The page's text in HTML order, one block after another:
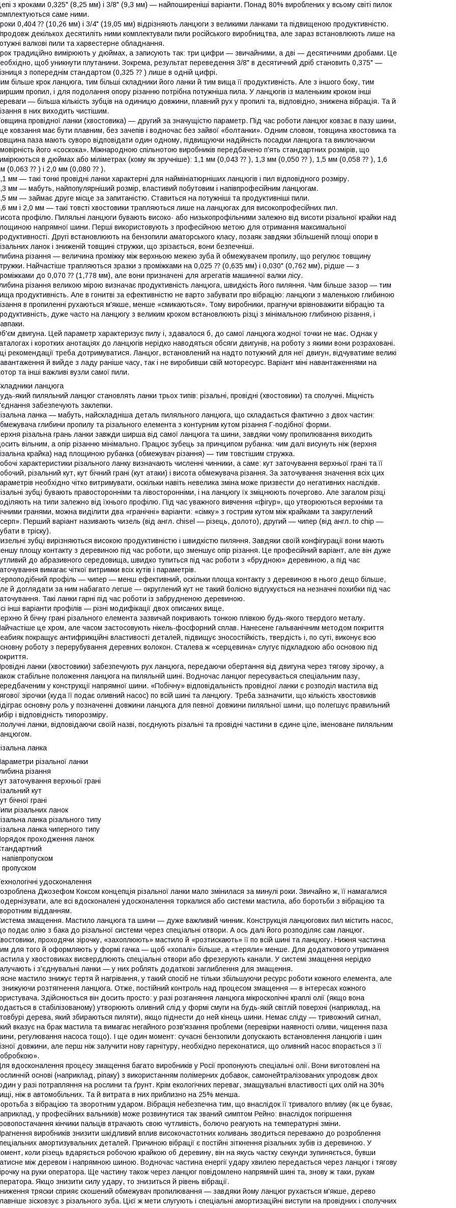
з кроками 0,325" (8,25 мм) і 3/8" (9,3 мм) — найпоширеніші варіанти. Понад 80% вироблених у всьому світі пилок
саме ними.
0,404 ⁇ (10,26 мм) і 3/4" (19,05 мм) відрізняють ланцюги з великими ланками та підвищеною продуктивністю.
декількох десятиліть ними комплектували пили російського виробництва, але зараз встановлюють лише на
валкові пили та харвестерне обладнання.
традиційно вимірюють у дюймах, а записують так: три цифри — звичайними, а дві — десятичними дробами. Це
щоб уникнути плутанини. Зокрема, результат переведення 3/8" в десятичний дріб становить 0,375" —
з попереднім стандартом (0,325 ⁇ ) лише в одній цифрі.
більше крок ланцюга, тим більші складники його ланки й тим вища її продуктивність. Але з іншого боку, тим
пропил, і для подолання опору різанню потрібна потужніша пила. У ланцюгів із маленьким кроком інші
— більша кількість зубців на одиницю довжини, плавний рух у пропилі та, відповідно, знижена вібрація. Та й
в них виходить чистішим.
провідної ланки (хвостовика) — другий за значущістю параметр. Під час роботи ланцюг ковзає в пазу шини,
це ковзання має бути плавним, без зачепів і водночас без зайвої «болтанки». Одним словом, товщина хвостовика та
паза мають суворо відповідати один одному, підвищуючи надійність посадки ланцюга та виключаючи
його «соскока». Міжнародною спільнотою виробників передбачено п'ять стандартних розмірів, що
в дюймах або міліметрах (кому як зручніше): 1,1 мм (0,043 ⁇ ), 1,3 мм (0,050 ⁇ ), 1,5 мм (0,058 ⁇ ), 1,6
(0,063 ⁇ ) і 2,0 мм (0,080 ⁇ ).
мм — такі тонкі провідні ланки характерні для наймініатюрніших ланцюгів і пил відповідного розміру.
мм — мабуть, найпопулярніший розмір, властивий побутовим і напівпрофесійним ланцюгам.
мм — займає друге місце за запитаністю. Ставиться на потужніші та продуктивніші пили.
мм і 2,0 мм — такі товсті хвостовики трапляються лише на ланцюгах для високопрофесійних пил.
профілю. Пиляльні ланцюги бувають високо- або низькопрофільними залежно від висоти різальної крайки над
напрямної шини. Перші використовують з професійною метою для отримання максимальної
Другі встановлюють на бензопили аматорського класу, позаяк завдяки збільшеній площі опори в
ланок і зниженій товщині стружки, що зрізається, вони безпечніші.
різання — величина проміжку між верхньою межею зуба й обмежувачем пропилу, що регулює товщину
Найчастіше трапляються зразки з проміжками на 0,025 ⁇ (0,635 мм) і 0,030" (0,762 мм), рідше — з
до 0,070 ⁇ (1,778 мм), але вони призначені для агрегатів машинної валки лісу.
різання великою мірою визначає продуктивність ланцюга, швидкість його пиляння. Чим більше зазор — тим
продуктивність. Але в гонитві за ефективністю не варто забувати про вібрацію: ланцюги з маленькою глибиною
в пропиленні рухаються м'якше, менше «смикаються». Тому виробники, прагнучи врівноважити вібрацію та
дуже часто на ланцюгу з великим кроком встановлюють різці з мінімальною глибиною різання, і
двигуна. Цей параметр характеризує пилу і, здавалося б, до самої ланцюга жодної точки не має. Однак у
і коротких анотаціях до ланцюгів нерідко наводяться обсяги двигунів, на роботу з якими вони розраховані.
ці рекомендації треба дотримуватися. Ланцюг, встановлений на надто потужний для неї двигун, відчуватиме великі
й вийде з ладу раніше часу, так і не виробивши свій моторесурс. Варіант міні навантаженнями на
та інші важливі вузли самої пили.
ланцюга
який пиляльний ланцюг становлять ланки трьох типів: різальні, провідні (хвостовики) та сполучні. Міцність
забезпечують заклепки.
ланка — мабуть, найскладніша деталь пиляльного ланцюга, що складається фактично з двох частин:
глибини пропилу та різального елемента з контурним кутом різання Г-подібної форми.
різальна грань ланки завжди ширша від самої ланцюга та шини, завдяки чому пропилювання виходить
вільним, а опір різанню мінімально. Працює зубець за принципом рубанка: чим далі висунуть ніж (верхня
крайка) над площиною рубанка (обмежувач різання) — тим товстішим стружка.
характеристики різального ланку визначають численні чинники, а саме: кут заточування верхньої грані та її
різальний кут, кут бічний грані (кут атаки) і висота обмежувача різання. За заточування значення всіх цих
необхідно чітко витримувати, оскільки навіть невелика зміна може призвести до негативних наслідків.
зубці бувають правосторонніми та лівосторонніми, і на ланцюгу їх зміцнюють почергово. Але загалом різці
на типи залежно від їхнього профілю. Під час уважного вивчення «фігур», що утворюються верхніми та
гранями, можна виділити два «гранічні» варіанти: «сімку» з гострим кутом між крайками та закруглений
Перший варіант називають чизель (від англ. chisel — різець, долото), другий — чипер (від англ. to chip —
в тріску).
зубці вирізняються високою продуктивністю і швидкістю пиляння. Завдяки своїй конфігурації вони мають
площу контакту з деревиною під час роботи, що зменшує опір різання. Це професійний варіант, але він дуже
до абразивного середовища, швидко тупиться під час роботи з «брудною» деревиною, а під час
вимагає чіткої витримки всіх кутів і параметрів.
профіль — чипер — менш ефективний, оскільки площа контакту з деревиною в нього дещо більше,
й доглядати за ним набагато легше — округлений кут не такий болісно відгукується на незначні похибки під час
Такі ланки гарні під час роботи із забрудненою деревиною.
інші варіанти профілів — різні модифікації двох описаних вище.
й бічну грані різального елемента зазвичай покривають тонкою плівкою будь-якого твердого металу.
це хром, але часом застосовують нікель-фосфорний сплав. Нанесене гальванічним методом покриття
покращує антифрикційні властивості деталей, підвищує зносостійкість, твердість і, по суті, виконує всю
роботу з перерубування деревних волокон. Сталева ж «серцевина» слугує підкладкою або основою під
ланки (хвостовики) забезпечують рух ланцюга, передаючи обертання від двигуна через тягову зірочку, а
стабільне положення ланцюга на пиляльній шині. Водночас ланцюг пересувається спеціальним пазу,
у конструкції напрямної шини. «Побічну» відповідальність провідної ланки є розподіл мастила від
зірочки (куда її подає оливний насос) по всій шині та ланцюгу. Треба зазначити, що кількість хвостовиків
основну роль у позначенні довжини ланцюга для певної довжини пиляльної шини, що полегшує правильний
і відповідність типорозміру.
ланки, відповідаючи своїй назві, поєднують різальні та провідні частини в єдине ціле, іменоване пиляльним
ланка
різальної ланки
різання
заточування верхньої грані
кут
бічної грані
різальних ланок
ланка різального типу
ланка чиперного типу
проходження ланок
напівпропуском
пропуском
удосконалення
Джозефом Коксом концепція різальної ланки мало змінилася за минулі роки. Звичайно ж, її намагалися
але всі вдосконалені удосконалення торкалися або системи мастила, або боротьби з вібрацією та
відданням.
змащення. Мастило ланцюга та шини — дуже важливий чинник. Конструкція ланцюгових пил містить насос,
подає олію з бака до різальної системи через спеціальні отвори. А ось далі його розподіляє сам ланцюг.
проходячи зірочку, «захоплюють» мастило й «розтискають» її по всій шині та ланцюгу. Нижня частина
для того й оформляють у формі гачка — щоб «хопалі» більше, а «теряли» менше. Для додаткового утримання
у хвостовиках висвердлюють спеціальні отвори або фрезерують канали. У системі змащення нерідко
і з'єднувальні ланки — у них роблять додаткові заглиблення для змащення.
мастило знижує тертя й нагрівання, у такий спосіб не тільки збільшуючи ресурс роботи кожного елемента, але
знижуючи розтягнення ланцюга. Отже, постійний контроль над процесом змащення — в інтересах кожного
Здійснюється він досить просто: у разі розганяння ланцюга мікроскопічні краплі олії (якщо вона
в стабілізованому) утворюють оливний слід у формі смуги на будь-якій світлій поверхні (наприклад, на
дерева, який збираються пиляти), якщо піднести до ней кінець шини. Немає сліду — тривожний сигнал,
вказує на брак мастила та вимагає негайного розв'язання проблеми (перевірки наявності оливи, чищення паза
регулювання насоса тощо). І ще один момент: сучасні бензопили допускають встановлення ланцюгів і шин
довжини, але перш ніж залучити нову гарнітуру, необхідно переконатися, що оливний насос впорається з її
вдосконалення процесу змащення багато виробників у Росії пропонують спеціальні олії. Вони виготовлені на
основі (наприклад, ріпаку) з використанням полімерних добавок, самонейтралізованих упродовж двох
у разі потрапляння на рослини та ґрунт. Крім екологічних переваг, змащувальні властивості цих олій на 30%
ніж в автомобільних. Та й витрата в них приблизно на 25% менша.
з вібрацією та зворотним ударом. Вібрація небезпечна тим, що внаслідок її тривалого впливу (як це буває,
у професійних вальників) може розвинутися так званий симптом Рейно: внаслідок погіршення
кінчики пальців втрачають свою чутливість, болючо реагують на температурні зміни.
виробників знизити шкідливий вплив високочастотних коливань зводиться переважно до розроблення
амортизувальних деталей. Причиною вібрації є постійні зіткнення різальних зубів із деревиною. У
коли різець вдаряється робочою крайкою об деревину, він на якусь частку секунди зупиняється, бувши
між деревом і напрямною шиною. Водночас частина енергії удару хвилею передається через ланцюг і тягову
на руки оператора. Ще частину також через ланцюг повідомлено напрямній шині та, знову ж таки, рукам
Якщо знизити силу удару, то знизиться й рівень вібрації.
тряски сприяє скошений обмежувач пропилювання — завдяки йому ланцюг рухається м'якше, дерево
зісковзує з різального зуба. Цієї ж мети слугують і спеціальні амортизаційні виступи на провідних і сполучних